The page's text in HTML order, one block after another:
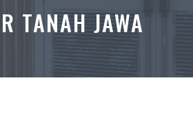
TANAH JAWA